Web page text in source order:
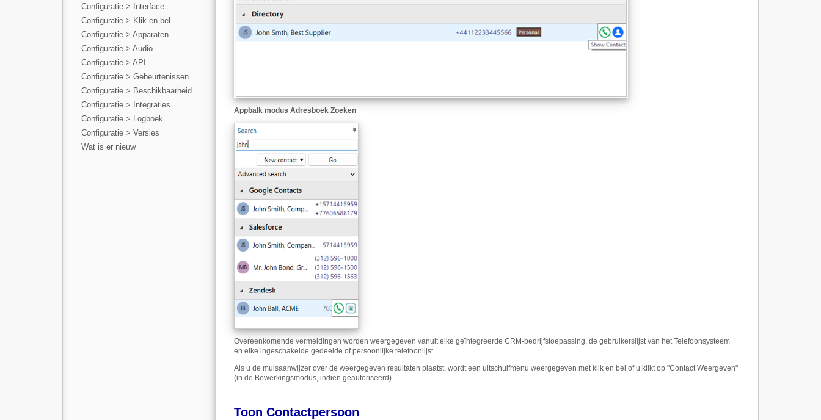
Configuratie > Interface
Configuratie > Klik en bel
Configuratie > Apparaten
Configuratie > Audio
Configuratie > API
Configuratie > Gebeurtenissen
Configuratie > Beschikbaarheid
Configuratie > Integraties
Configuratie > Logboek
Configuratie > Versies
Wat is er nieuw
Appbalk modus Adresboek Zoeken
Overeenkomende vermeldingen worden weergegeven vanuit elke geïntegreerde CRM-bedrijfstoepassing, de gebruikerslijst van het Telefoonsysteem
en elke ingeschakelde gedeelde of persoonlijke telefoonlijst.
Als u de muisaanwijzer over de weergegeven resultaten plaatst, wordt een uitschuifmenu weergegeven met klik en bel of u klikt op "Contact Weergeven"
(in de Bewerkingsmodus, indien geautoriseerd).
Toon Contactpersoon